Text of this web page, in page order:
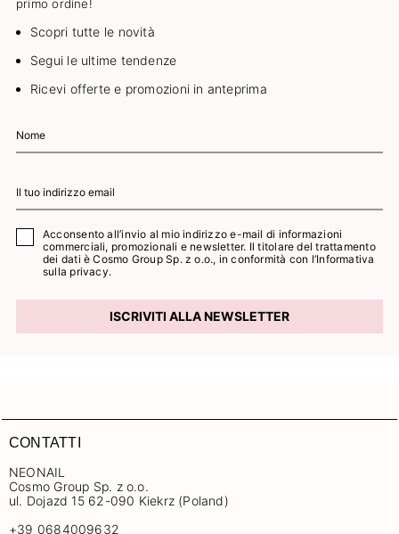
primo ordine!
Scopri tutte le novità
Segui le ultime tendenze
Ricevi offerte e promozioni in anteprima
Acconsento all’invio al mio indirizzo e-mail di informazioni
commerciali, promozionali e newsletter. Il titolare del trattamento
dei dati è Cosmo Group Sp. z o.o., in conformità con l’Informativa
sulla privacy.
ISCRIVITI ALLA NEWSLETTER
CONTATTI
NEONAIL
Cosmo Group Sp. z o.o.
ul. Dojazd 15 62-090 Kiekrz (Poland)
+39 0684009632